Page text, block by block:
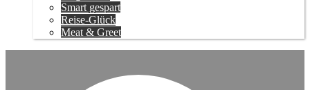
Smart gespart
Reise-Glück
Meat & Greet